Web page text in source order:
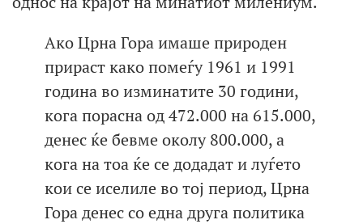
Ако Црна Гора имаше природен
прираст како помеѓу 1961 и 1991
година во изминатите 30 години,
кога порасна од 472.000 на 615.000,
денес ќе бевме околу 800.000, а
кога на тоа ќе се додадат и луѓето
кои се иселиле во тој период, Црна
Гора денес со една друга политика